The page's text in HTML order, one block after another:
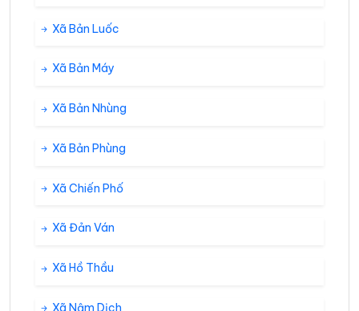
Xã Bản Luốc
Xã Bản Máy
Xã Bản Nhùng
Xã Bản Phùng
Xã Chiến Phố
Xã Đản Ván
Xã Hồ Thầu
Xã Nậm Dịch